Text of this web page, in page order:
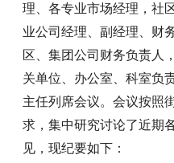
理、各专业市场经理，社
业公司经理、副经理、财
区、集团公司财务负责人
关单位、办公室、科室负
主任列席会议。会议按照
求，集中研究讨论了近期
见，现纪要如下：